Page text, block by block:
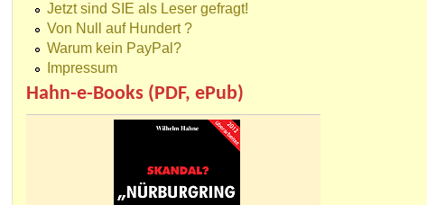
Jetzt sind SIE als Leser gefragt!
Von Null auf Hundert ?
Warum kein PayPal?
Impressum
Hahn-e-Books (PDF, ePub)